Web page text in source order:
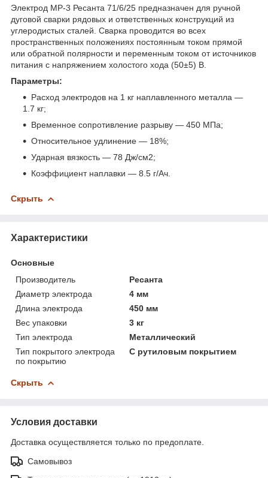
Электрод МР-3 Ресанта 71/6/25 предназначен для ручной
дуговой сварки рядовых и ответственных конструкций из
углеродистых сталей. Сварка проводится во всех
пространственных положениях постоянным током прямой
или обратной полярности и переменным током от источников
питания с напряжением холостого хода (50±5) В.
Параметры:
Расход электродов на 1 кг наплавленного металла —
1.7 кг;
Временное сопротивление разрыву — 450 МПа;
Относительное удлинение — 18%;
Ударная вязкость — 78 Дж/см2;
Коэффициент наплавки — 8.5 г/Ач.
Скрыть
Характеристики
Основные
Производитель
Ресанта
Диаметр электрода
4 мм
Длина электрода
450 мм
Вес упаковки
3 кг
Тип электрода
Металлический
Тип покрытого электрода
по покрытию
С рутиловым покрытием
Скрыть
Условия доставки
Доставка осуществляется только по предоплате.
Самовывоз